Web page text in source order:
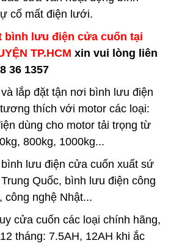
cố mất điện lưới.
bình lưu điện cửa cuốn tại
TP.HCM xin vui lòng liên
36 1357
lắp đặt tận nơi bình lưu điện
tương thích với motor các loại:
dùng cho motor tải trọng từ
800kg, 1000kg...
lưu điện cửa cuốn xuất sứ
Quốc, bình lưu điện công
công nghệ Nhật...
cửa cuốn các loại chính hãng,
tháng: 7.5AH, 12AH khi ắc